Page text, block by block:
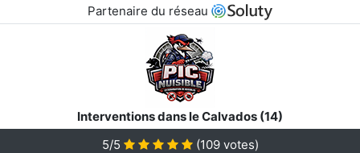
Partenaire du réseau
Interventions dans le Calvados (14)
5/5 (109votes)